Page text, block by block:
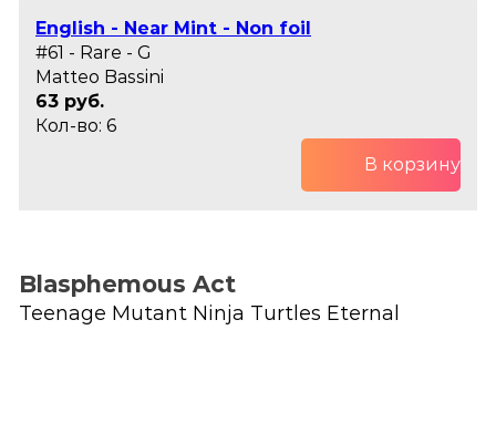
English - Near Mint - Non foil
#61 - Rare - G
Matteo Bassini
63 руб.
Кол-во: 6
В корзину
Blasphemous Act
Teenage Mutant Ninja Turtles Eternal